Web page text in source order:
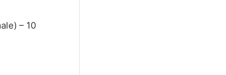
– 10